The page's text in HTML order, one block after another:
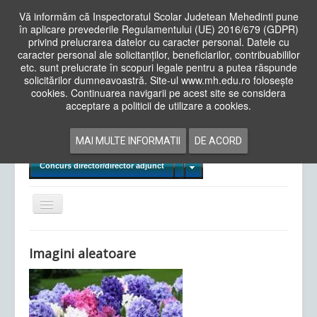
Vă informăm că Inspectoratul Scolar Judetean Mehedinti pune
în aplicare prevederile Regulamentului (UE) 2016/679 (GDPR)
privind prelucrarea datelor cu caracter personal. Datele cu
caracter personal ale solicitanților, beneficiarilor, contribuabililor
etc. sunt prelucrate în scopuri legale pentru a putea răspunde
solicitărilor dumneavoastră. Site-ul www.mh.edu.ro folosește
cookies. Continuarea navigarii pe acest site se considera
acceptare a politicii de utilizare a cookies.
MAI MULTE INFORMATII DE ACORD
Cauta
in
siteAcasa Cadre Didactice
Examene Naționale
Concurs director/director adjunct
Comută
navigarea
Imagini aleatoare